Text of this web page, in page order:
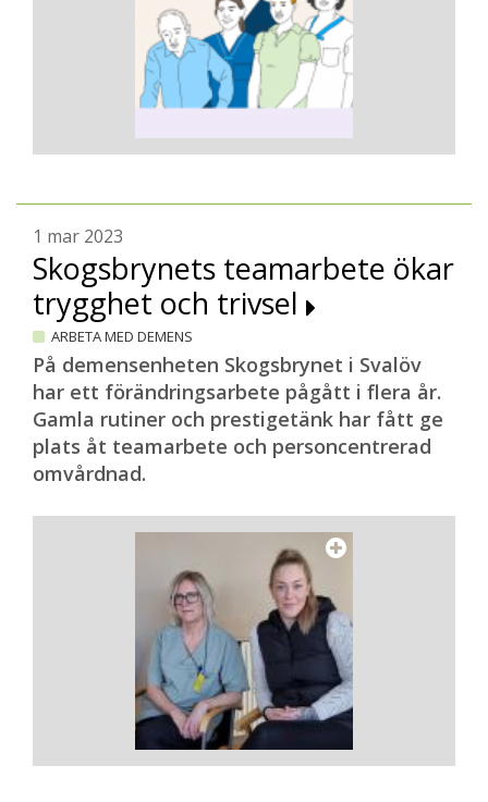
1 mar 2023
Skogsbrynets teamarbete ökar
trygghet och trivsel
ARBETA MED DEMENS
På demensenheten Skogsbrynet i Svalöv
har ett förändringsarbete pågått i flera år.
Gamla rutiner och prestigetänk har fått ge
plats åt teamarbete och personcentrerad
omvårdnad.